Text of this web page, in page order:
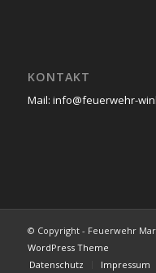
KONTAKT
Mail: info@feuerwehr-
© Copyright - Feuerwehr
WordPress Theme
Datenschutz
Impressum